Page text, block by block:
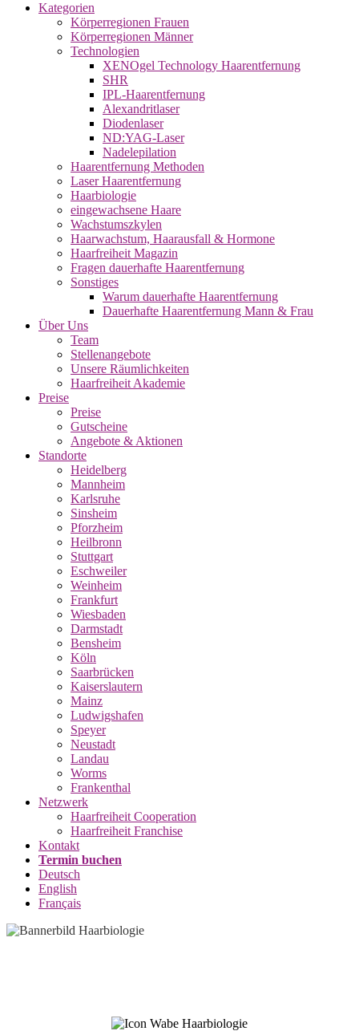
Kategorien
Körperregionen Frauen
Körperregionen Männer
Technologien
XENOgel Technology Haarentfernung
SHR
IPL-Haarentfernung
Alexandritlaser
Diodenlaser
ND:YAG-Laser
Nadelepilation
Haarentfernung Methoden
Laser Haarentfernung
Haarbiologie
eingewachsene Haare
Wachstumszkylen
Haarwachstum, Haarausfall & Hormone
Haarfreiheit Magazin
Fragen dauerhafte Haarentfernung
Sonstiges
Warum dauerhafte Haarentfernung
Dauerhafte Haarentfernung Mann & Frau
Über Uns
Team
Stellenangebote
Unsere Räumlichkeiten
Haarfreiheit Akademie
Preise
Preise
Gutscheine
Angebote & Aktionen
Standorte
Heidelberg
Mannheim
Karlsruhe
Sinsheim
Pforzheim
Heilbronn
Stuttgart
Eschweiler
Weinheim
Frankfurt
Wiesbaden
Darmstadt
Bensheim
Köln
Saarbrücken
Kaiserslautern
Mainz
Ludwigshafen
Speyer
Neustadt
Landau
Worms
Frankenthal
Netzwerk
Haarfreiheit Cooperation
Haarfreiheit Franchise
Kontakt
Termin buchen
Deutsch
English
Français